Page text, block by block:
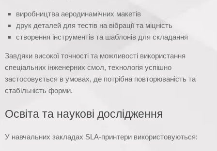
виробництва аеродинамічних макетів
друк деталей для тестів на вібрації та міцність
створення інструментів та шаблонів для складання
Завдяки високої точності та можливості використання
спеціальних інженерних смол, технологія успішно
застосовується в умовах, де потрібна повторюваність та
стабільність форми.
Освіта та наукові дослідження
У навчальних закладах SLA-принтери використовуються: